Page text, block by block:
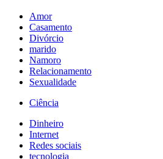
Amor
Casamento
Divórcio
marido
Namoro
Relacionamento
Sexualidade
Ciência
Dinheiro
Internet
Redes sociais
tecnologia